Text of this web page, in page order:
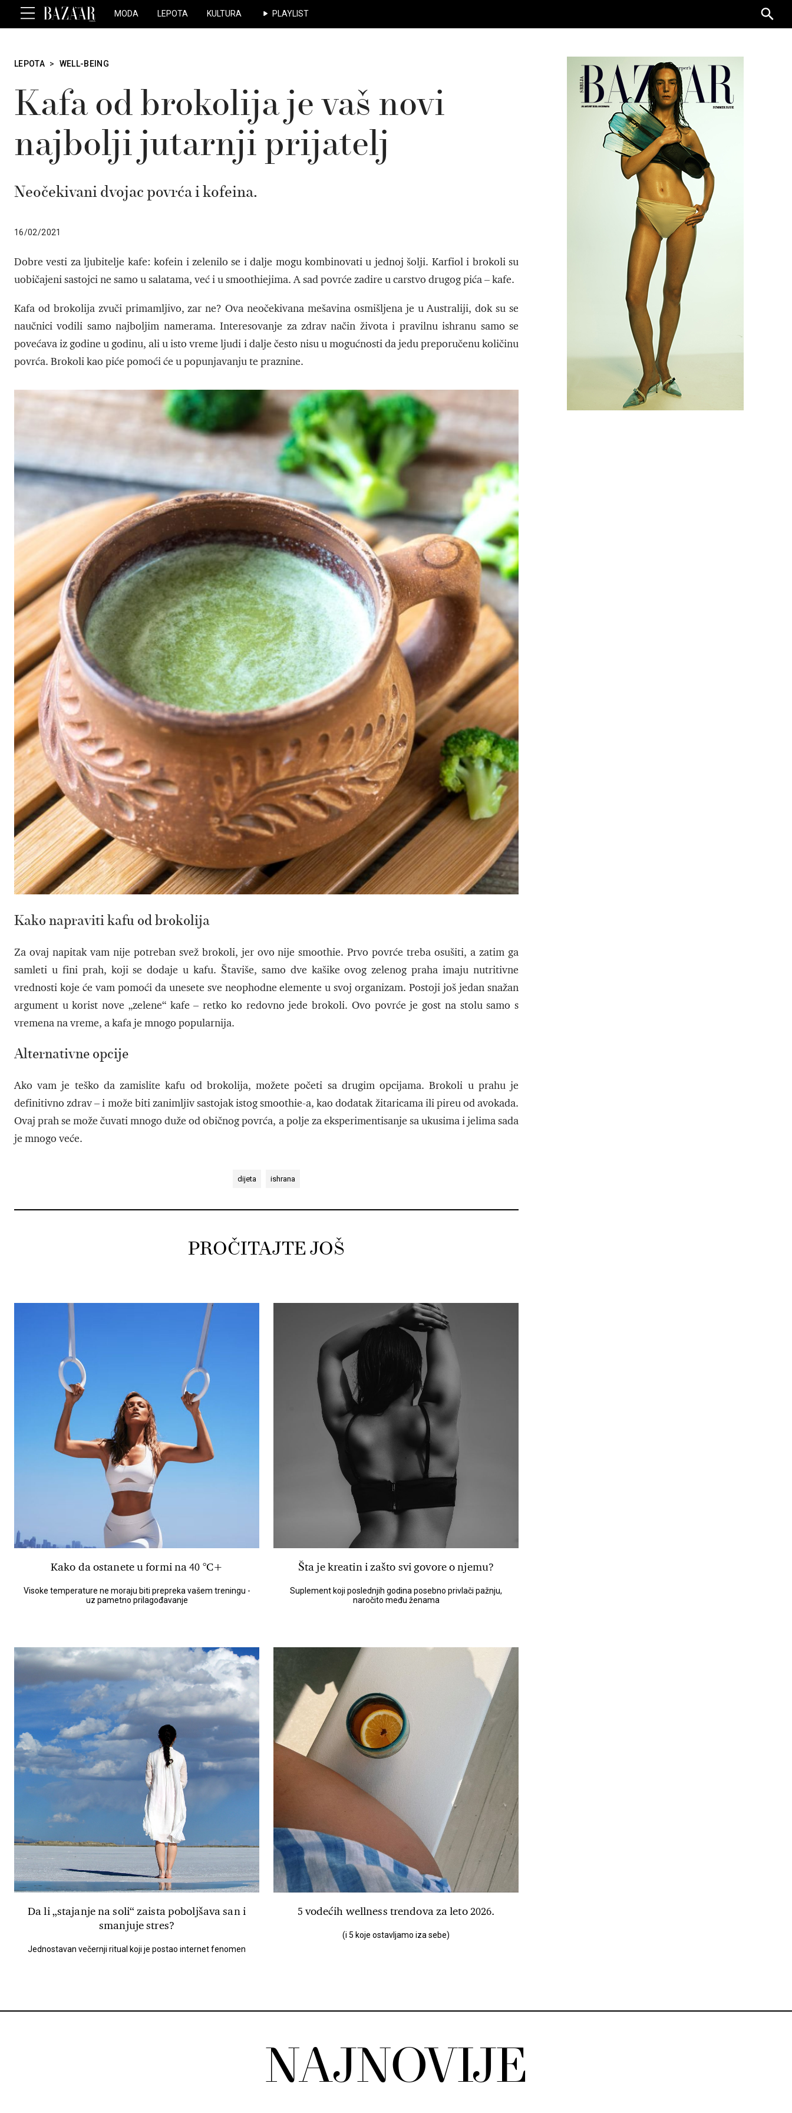
MODA LEPOTA KULTURA PLAYLIST
for:
LEPOTA > WELL-BEING
Kafa od brokolija je vaš novi
najbolji jutarnji prijatelj
Neočekivani dvojac povrća i kofeina.
16/02/2021
Dobre vesti za ljubitelje kafe: kofein i zelenilo se i dalje mogu kombinovati u jednoj šolji. Karfiol i brokoli su
uobičajeni sastojci ne samo u salatama, već i u smoothiejima. A sad povrće zadire u carstvo drugog pića – kafe.
Kafa od brokolija zvuči primamljivo, zar ne? Ova neočekivana mešavina osmišljena je u Australiji, dok su se
naučnici vodili samo najboljim namerama. Interesovanje za zdrav način života i pravilnu ishranu samo se
povećava iz godine u godinu, ali u isto vreme ljudi i dalje često nisu u mogućnosti da jedu preporučenu količinu
povrća. Brokoli kao piće pomoći će u popunjavanju te praznine.
Kako napraviti kafu od brokolija
Za ovaj napitak vam nije potreban svež brokoli, jer ovo nije smoothie. Prvo povrće treba osušiti, a zatim ga
samleti u fini prah, koji se dodaje u kafu. Štaviše, samo dve kašike ovog zelenog praha imaju nutritivne
vrednosti koje će vam pomoći da unesete sve neophodne elemente u svoj organizam. Postoji još jedan snažan
argument u korist nove „zelene“ kafe – retko ko redovno jede brokoli. Ovo povrće je gost na stolu samo s
vremena na vreme, a kafa je mnogo popularnija.
Alternativne opcije
Ako vam je teško da zamislite kafu od brokolija, možete početi sa drugim opcijama. Brokoli u prahu je
definitivno zdrav – i može biti zanimljiv sastojak istog smoothie-a, kao dodatak žitaricama ili pireu od avokada.
Ovaj prah se može čuvati mnogo duže od običnog povrća, a polje za eksperimentisanje sa ukusima i jelima sada
je mnogo veće.
dijeta ishrana
PROČITAJTE JOŠ
Kako da ostanete u formi na 40 °C+
Visoke temperature ne moraju biti prepreka vašem treningu -
uz pametno prilagođavanje
Šta je kreatin i zašto svi govore o njemu?
Suplement koji poslednjih godina posebno privlači pažnju,
naročito među ženama
Da li „stajanje na soli“ zaista poboljšava san i
smanjuje stres?
Jednostavan večernji ritual koji je postao internet fenomen
5 vodećih wellness trendova za leto 2026.
(i 5 koje ostavljamo iza sebe)
NAJNOVIJE